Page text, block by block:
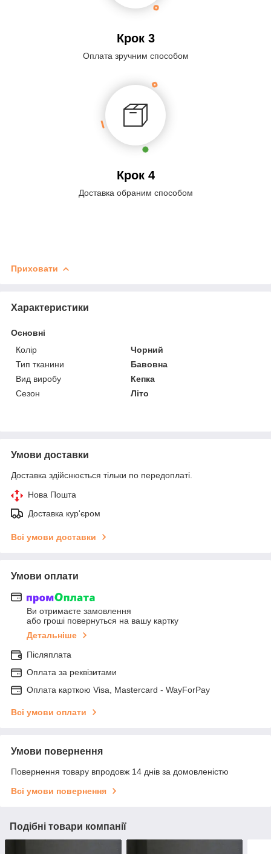
Крок 3
Оплата зручним способом
Крок 4
Доставка обраним способом
Приховати
Характеристики
Основні
Колір
Чорний
Тип тканини
Бавовна
Вид виробу
Кепка
Сезон
Літо
Умови доставки
Доставка здійснюється тільки по передоплаті.
Нова Пошта
Доставка кур'єром
Всі умови доставки
Умови оплати
Ви отримаєте замовлення
або гроші повернуться на вашу картку
Детальніше
Післяплата
Оплата за реквізитами
Оплата карткою Visa, Mastercard - WayForPay
Всі умови оплати
Умови повернення
Повернення товару впродовж 14 днів за домовленістю
Всі умови повернення
Подібні товари компанії